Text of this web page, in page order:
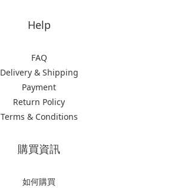
Help
FAQ
Delivery & Shipping
Payment
Return Policy
Terms & Conditions
購買資訊
如何購買